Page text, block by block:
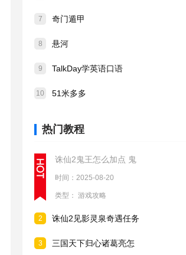
7 奇门遁甲
8 悬河
9 TalkDay学英语口语
10 51米多多
热门教程
诛仙2鬼王怎么加点 鬼
时间：2025-08-20
类型： 游戏攻略
2 诛仙2见影灵泉奇遇任务
3 三国天下归心诸葛亮怎